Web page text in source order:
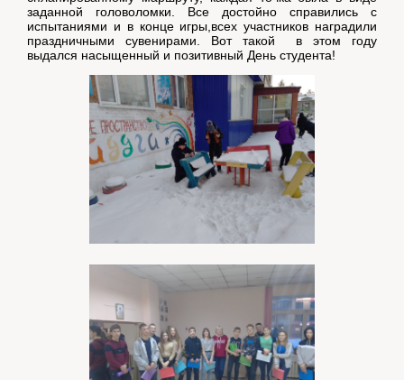
заданной головоломки. Все достойно справились с
испытаниями и в конце игры,всех участников наградили
праздничными сувенирами. Вот такой в этом году
выдался насыщенный и позитивный День студента!